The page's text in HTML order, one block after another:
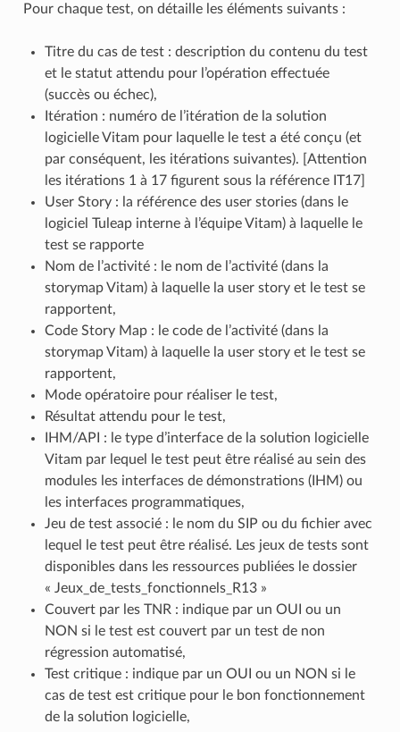
Pour chaque test, on détaille les éléments suivants :
Titre du cas de test : description du contenu du test
et le statut attendu pour l’opération effectuée
(succès ou échec),
Itération : numéro de l’itération de la solution
logicielle Vitam pour laquelle le test a été conçu (et
par conséquent, les itérations suivantes). [Attention
les itérations 1 à 17 figurent sous la référence IT17]
User Story : la référence des user stories (dans le
logiciel Tuleap interne à l’équipe Vitam) à laquelle le
test se rapporte
Nom de l’activité : le nom de l’activité (dans la
storymap Vitam) à laquelle la user story et le test se
rapportent,
Code Story Map : le code de l’activité (dans la
storymap Vitam) à laquelle la user story et le test se
rapportent,
Mode opératoire pour réaliser le test,
Résultat attendu pour le test,
IHM/API : le type d’interface de la solution logicielle
Vitam par lequel le test peut être réalisé au sein des
modules les interfaces de démonstrations (IHM) ou
les interfaces programmatiques,
Jeu de test associé : le nom du SIP ou du fichier avec
lequel le test peut être réalisé. Les jeux de tests sont
disponibles dans les ressources publiées le dossier
« Jeux_de_tests_fonctionnels_R13 »
Couvert par les TNR : indique par un OUI ou un
NON si le test est couvert par un test de non
régression automatisé,
Test critique : indique par un OUI ou un NON si le
cas de test est critique pour le bon fonctionnement
de la solution logicielle,